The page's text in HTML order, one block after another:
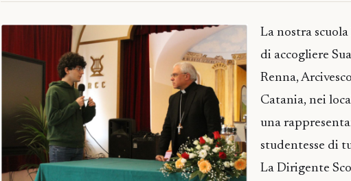
La nostra
di accogliere
Renna,
Catania, nei
una
studentesse di
La Dirigente